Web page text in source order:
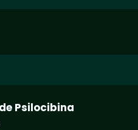
Psilocibina